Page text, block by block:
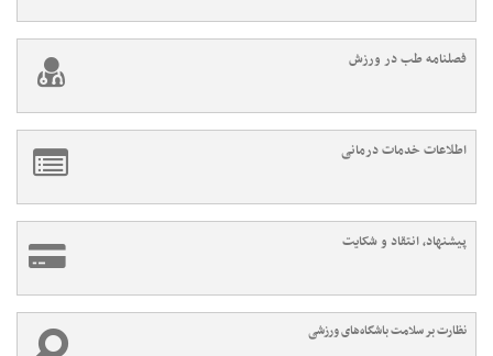
فصلنامه طب در ورزش
اطلاعات خدمات درمانی
پیشنهاد، انتقاد و شکایت
نظارت بر سلامت باشگاه‌های ورزشی